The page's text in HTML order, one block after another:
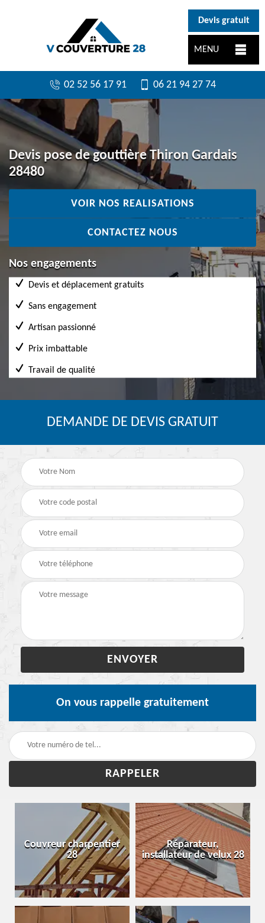
Devis gratuit
MENU
02 52 56 17 91 06 21 94 27 74
Devis pose de gouttière Thiron Gardais
28480
VOIR NOS REALISATIONS
CONTACTEZ NOUS
Nos engagements
Devis et déplacement gratuits
Sans engagement
Artisan passionné
Prix imbattable
Travail de qualité
DEMANDE DE DEVIS GRATUIT
On vous rappelle gratuitement
Couvreur charpentier
28
Réparateur,
installateur de velux 28